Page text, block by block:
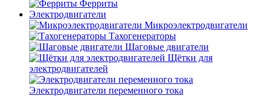
Ферриты
Электродвигатели
Микроэлектродвигатели
Тахогенераторы
Шаговые двигатели
Щётки для
электродвигателей
Электродвигатели переменного тока